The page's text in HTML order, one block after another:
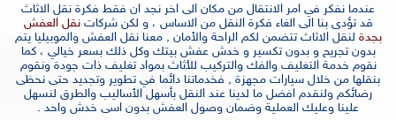
عندما نفكر في امر الانتقال من مكان الى اخر نجد ان فقط فكرة نقل الاثاث
قد تؤدى بنا الى الغاء فكرة النقل من الاساس ، و لكن شركاتنقل العفش
بجدة لنقل الاثاث تتضمن لكم الراحة والأمان , معنا نقل العفش والموبيليا يتم
بدون تجريح و بدون تكسير و خدش عفش بيتك وكل ذلك بسعر خيالي ، كما
نقوم خدمة التغليف والفك والتركيب للأثاث بمواد تغليف ذات جودة ونقوم
بنقلها من خلال سيارات مجهزة , فخدماتنا دائما في تطوير وتجديد حتى نحظى
رضائكم ولنقدم افضل ما لدينا عند النقل بأسهل الأساليب والطرق لنسهل
علينا وعليك العملية وضمان وصول العفش بدون اسى خدش واحد .